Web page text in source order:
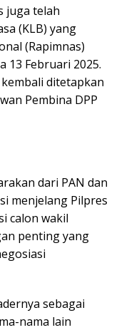
juga telah
(KLB) yang
(Rapimnas)
13 Februari 2025.
ditetapkan
Pembina DPP
dari PAN dan
menjelang Pilpres
calon wakil
penting yang
sebagai
nama lain